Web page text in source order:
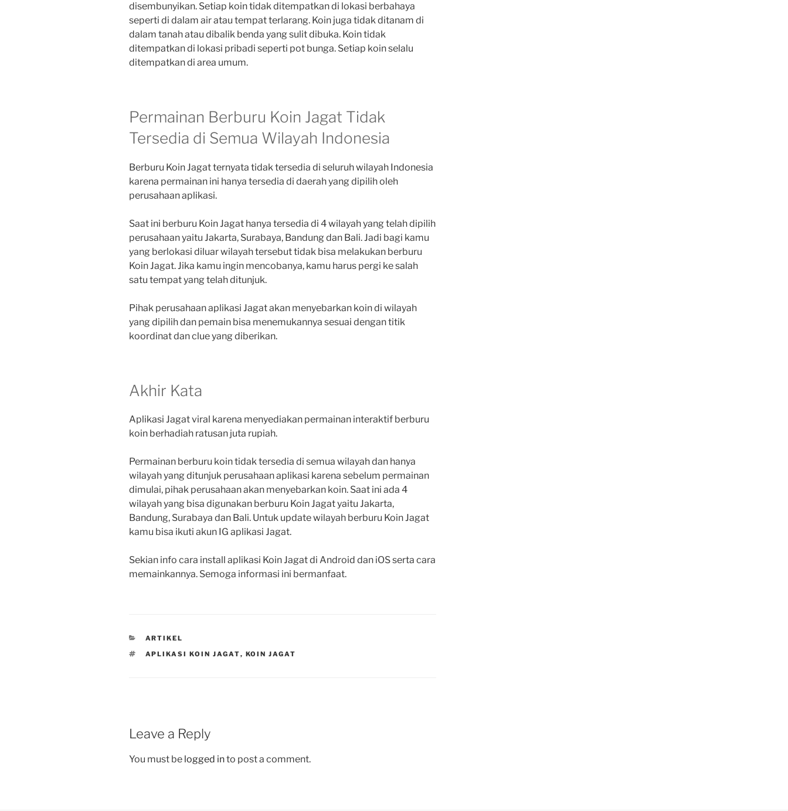
disembunyikan. Setiap koin tidak ditempatkan di lokasi berbahaya
seperti di dalam air atau tempat terlarang. Koin juga tidak ditanam di
dalam tanah atau dibalik benda yang sulit dibuka. Koin tidak
ditempatkan di lokasi pribadi seperti pot bunga. Setiap koin selalu
ditempatkan di area umum.
Permainan Berburu Koin Jagat Tidak
Tersedia di Semua Wilayah Indonesia
Berburu Koin Jagat ternyata tidak tersedia di seluruh wilayah Indonesia
karena permainan ini hanya tersedia di daerah yang dipilih oleh
perusahaan aplikasi.
Saat ini berburu Koin Jagat hanya tersedia di 4 wilayah yang telah dipilih
perusahaan yaitu Jakarta, Surabaya, Bandung dan Bali. Jadi bagi kamu
yang berlokasi diluar wilayah tersebut tidak bisa melakukan berburu
Koin Jagat. Jika kamu ingin mencobanya, kamu harus pergi ke salah
satu tempat yang telah ditunjuk.
Pihak perusahaan aplikasi Jagat akan menyebarkan koin di wilayah
yang dipilih dan pemain bisa menemukannya sesuai dengan titik
koordinat dan clue yang diberikan.
Akhir Kata
Aplikasi Jagat viral karena menyediakan permainan interaktif berburu
koin berhadiah ratusan juta rupiah.
Permainan berburu koin tidak tersedia di semua wilayah dan hanya
wilayah yang ditunjuk perusahaan aplikasi karena sebelum permainan
dimulai, pihak perusahaan akan menyebarkan koin. Saat ini ada 4
wilayah yang bisa digunakan berburu Koin Jagat yaitu Jakarta,
Bandung, Surabaya dan Bali. Untuk update wilayah berburu Koin Jagat
kamu bisa ikuti akun IG aplikasi Jagat.
Sekian info cara install aplikasi Koin Jagat di Android dan iOS serta cara
memainkannya. Semoga informasi ini bermanfaat.
CATEGORIES
ARTIKEL
TAGS
APLIKASI KOIN JAGAT, KOIN JAGAT
Leave a Reply
You must be logged into post a comment.